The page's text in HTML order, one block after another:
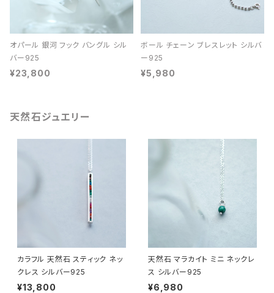
オパール 銀河 フック バングル シル
バー925
¥23,800
ボール チェーン ブレスレット シルバ
ー925
¥5,980
天然石ジュエリー
カラフル 天然石 スティック ネッ
クレス シルバー925
¥13,800
天然石 マラカイト ミニ ネックレ
ス シルバー925
¥6,980